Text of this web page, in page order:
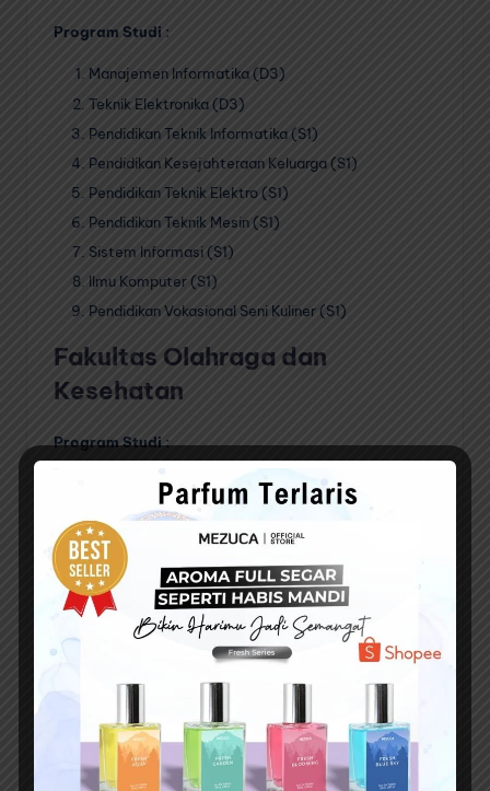
Program Studi :
Manajemen Informatika (D3)
Teknik Elektronika (D3)
Pendidikan Teknik Informatika (S1)
Pendidikan Kesejahteraan Keluarga (S1)
Pendidikan Teknik Elektro (S1)
Pendidikan Teknik Mesin (S1)
Sistem Informasi (S1)
Ilmu Komputer (S1)
Pendidikan Vokasional Seni Kuliner (S1)
Fakultas Olahraga dan
Kesehatan
Program Studi :
Pelatihan Olahraga Pariwisata (D3)
Pendidikan Jasmani Kesehatan dan Rekreasi (S1)
Pendidikan Kepelatihan Olahraga (S1)
Ilmu Keolahragaan (S1)
Fakultas Matematika dan Ilmu
Pengetahuan Alam
Analis Kimia (D3)
Budidaya Kelautan (D3)